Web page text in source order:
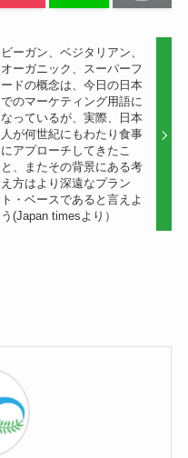
ビーガン、ベジタリアン、
オーガニック、スーパーフ
ードの概念は、今日の日本
でのマーケティング用語に
なっているが、実際、日本
人が何世紀にもわたり食事
にアプローチしてきたこ
と、またその背景にある考
え方はより深遠なプラン
ト・ベースであると言えよ
う(Japan timesより）